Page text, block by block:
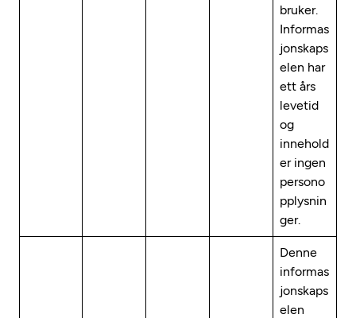
bruker.
Informas
jonskaps
elen har
ett års
levetid
og
innehold
er ingen
persono
pplysnin
ger.
Denne
informas
jonskaps
elen